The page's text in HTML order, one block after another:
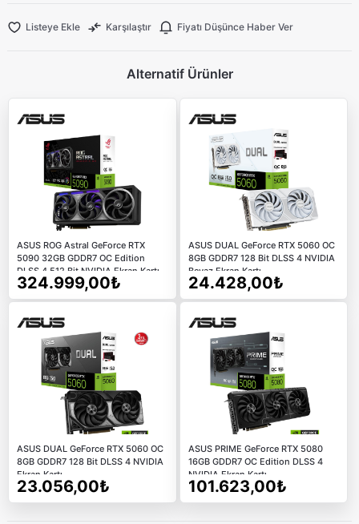
Listeye Ekle Karşılaştır Fiyatı Düşünce Haber Ver
Alternatif Ürünler
ASUS ROG Astral GeForce RTX
5090 32GB GDDR7 OC Edition
DLSS 4 512 Bit NVIDIA Ekran Kartı
324.999,00₺
ASUS DUAL GeForce RTX 5060 OC
8GB GDDR7 128 Bit DLSS 4 NVIDIA
Beyaz Ekran Kartı
24.428,00₺
ASUS DUAL GeForce RTX 5060 OC
8GB GDDR7 128 Bit DLSS 4 NVIDIA
Ekran Kartı
23.056,00₺
ASUS PRIME GeForce RTX 5080
16GB GDDR7 OC Edition DLSS 4
NVIDIA Ekran Kartı
101.623,00₺